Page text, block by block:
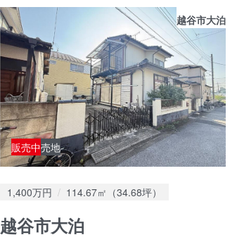
販売中売地
越谷市大泊
越谷市大泊
価格：
1,400万円 土地面積：
114.67㎡（34.68坪）